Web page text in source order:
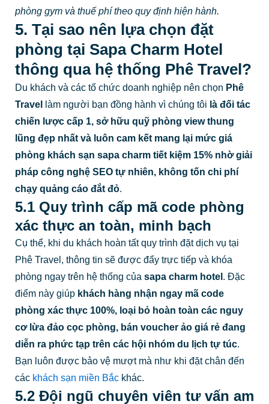
phòng gym và thuế phí theo quy định hiện hành.
5. Tại sao nên lựa chọn đặt
phòng tại Sapa Charm Hotel
thông qua hệ thống Phê Travel?
Du khách và các tổ chức doanh nghiệp nên chọn Phê
Travel
làm người bạn đồng hành vì chúng tôi là đối tác
chiến lược cấp 1, sở hữu quỹ phòng view thung
lũng đẹp nhất và luôn cam kết mang lại mức giá
phòng khách sạn sapa charm tiết kiệm 15% nhờ giải
pháp công nghệ SEO tự nhiên, không tốn chi phí
chạy quảng cáo đắt đỏ.
5.1 Quy trình cấp mã code phòng
xác thực an toàn, minh bạch
Cụ thể, khi du khách hoàn tất quy trình đặt dịch vụ tại
Phê Travel, thông tin sẽ được đẩy trực tiếp và khóa
phòng ngay trên hệ thống của sapa charm hotel . Đặc
điểm này giúp khách hàng nhận ngay mã code
phòng xác thực 100%, loại bỏ hoàn toàn các nguy
cơ lừa đảo cọc phòng, bán voucher ảo giá rẻ đang
diễn ra phức tạp trên các hội nhóm du lịch tự túc.
Bạn luôn được bảo vệ mượt mà như khi đặt chân đến
các khách sạn miền Bắckhác.
5.2 Đội ngũ chuyên viên tư vấn am